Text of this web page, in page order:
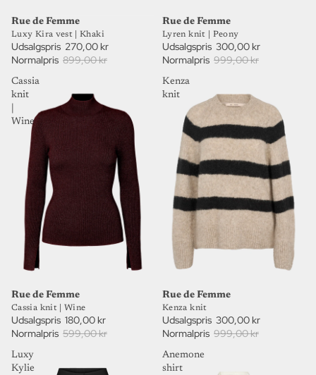
UDSALG
70%
Rue de Femme
Luxy Kira vest | Khaki
Udsalgspris 270,00 kr
Normalpris 899,00 kr
UDSALG
70%
Rue de Femme
Lyren knit | Peony
Udsalgspris 300,00 kr
Normalpris 999,00 kr
Cassia
knit
Wine
UDSALG
70%
Rue de Femme
Cassia knit | Wine
Udsalgspris 180,00 kr
Normalpris 599,00 kr
Kenza
knit
UDSALG
70%
Rue de Femme
Kenza knit
Udsalgspris 300,00 kr
Normalpris 999,00 kr
Luxy
Kylie
Anemone
shirt